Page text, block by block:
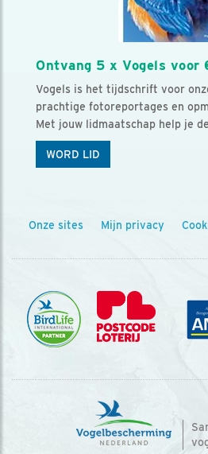
Ontvang 5 x Vogels
Vogels is het tijdschrift voor
prachtige fotoreportages en
Met jouw lidmaatschap help je
WORD LID
Onze sites Mijn privacy